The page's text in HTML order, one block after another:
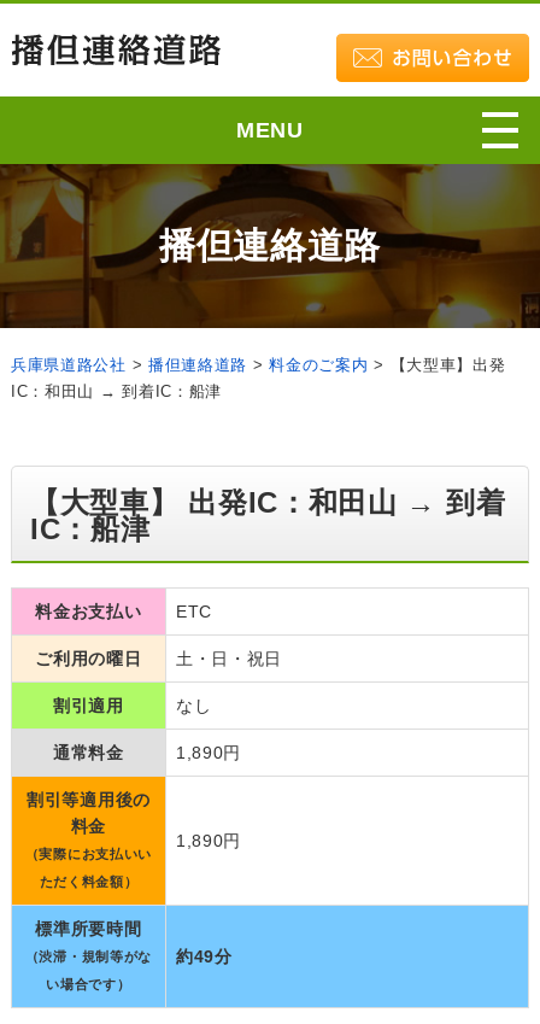
MENU
播但連絡道路
兵庫県道路公社 > 播但連絡道路 >料金のご案内 >
【大型車】出発
IC：和田山 → 到着IC：船津
【大型車】 出発IC：和田山 → 到着
IC：船津
料金お支払い ETC
ご利用の曜日 土・日・祝日
割引適用 なし
通常料金 1,890円
割引等適用後の
料金
（実際にお支払いい
ただく料金額）
1,890円
標準所要時間
（渋滞・規制等がな
い場合です）
約49分